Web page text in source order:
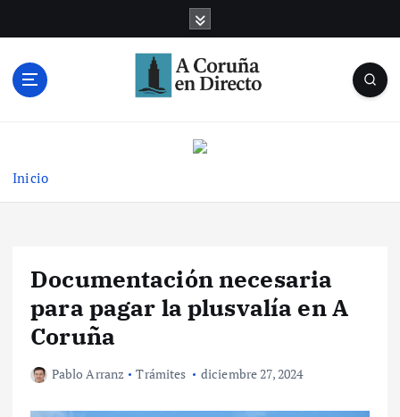
Inicio
Documentación necesaria
para pagar la plusvalía en A
Coruña
Pablo Arranz Trámites diciembre 27, 2024